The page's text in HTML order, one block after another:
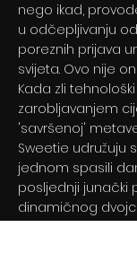
nego ikad,
u odčepljivanju
poreznih prijava
svijeta. Ovo nije
Kada zli
zarobljavanjem
'savršenoj'
Sweetie udružuju
jednom spasili
posljednji junački
dinamičnog